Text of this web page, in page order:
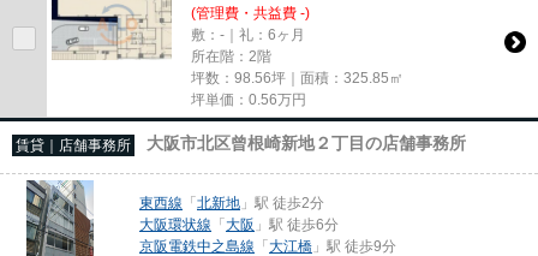
(管理費・共益費 -)
敷：-｜礼：6ヶ月
所在階：2階
坪数：98.56坪｜面積：325.85㎡
坪単価： 0.56万円
賃貸｜店舗事務所 大阪市北区曾根崎新地２丁目の店舗事務所
東西線 「北新地 」駅 徒歩2分
大阪環状線 「大阪 」駅 徒歩6分
京阪電鉄中之島線 「大江橋 」駅 徒歩9分